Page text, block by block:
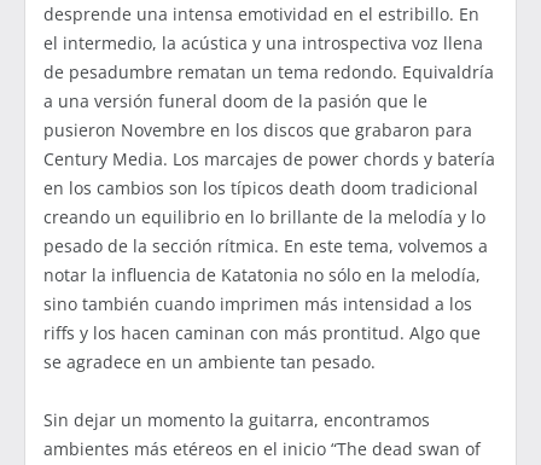
desprende una intensa emotividad en el estribillo. En
el intermedio, la acústica y una introspectiva voz llena
de pesadumbre rematan un tema redondo. Equivaldría
a una versión funeral doom de la pasión que le
pusieron Novembre en los discos que grabaron para
Century Media. Los marcajes de power chords y batería
en los cambios son los típicos death doom tradicional
creando un equilibrio en lo brillante de la melodía y lo
pesado de la sección rítmica. En este tema, volvemos a
notar la influencia de Katatonia no sólo en la melodía,
sino también cuando imprimen más intensidad a los
riffs y los hacen caminan con más prontitud. Algo que
se agradece en un ambiente tan pesado.
Sin dejar un momento la guitarra, encontramos
ambientes más etéreos en el inicio “The dead swan of